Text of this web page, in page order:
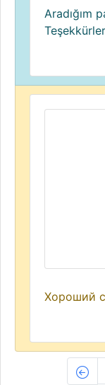
Aradığım
Teşekkürler
Хороший